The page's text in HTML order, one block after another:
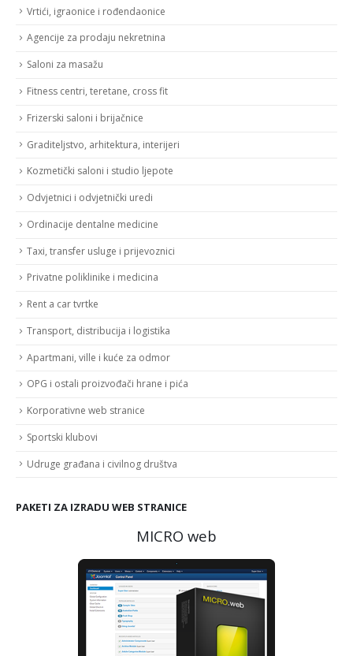
Vrtići, igraonice i rođendaonice
Agencije za prodaju nekretnina
Saloni za masažu
Fitness centri, teretane, cross fit
Frizerski saloni i brijačnice
Graditeljstvo, arhitektura, interijeri
Kozmetički saloni i studio ljepote
Odvjetnici i odvjetnički uredi
Ordinacije dentalne medicine
Taxi, transfer usluge i prijevoznici
Privatne poliklinike i medicina
Rent a car tvrtke
Transport, distribucija i logistika
Apartmani, ville i kuće za odmor
OPG i ostali proizvođači hrane i pića
Korporativne web stranice
Sportski klubovi
Udruge građana i civilnog društva
PAKETI ZA IZRADU WEB STRANICE
MICRO web